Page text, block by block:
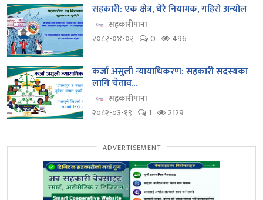
सहकारी: एक क्षेत्र, धेरै नियामक, गहिरो अन्योल
सहकारीपाना
२०८२-०४-०२
0 496
कर्जा असुली न्यायाधिकरण: सहकारी सदस्यका
लागि चेताव...
सहकारीपाना
२०८२-०३-१९
1 2129
ADVERTISEMENT